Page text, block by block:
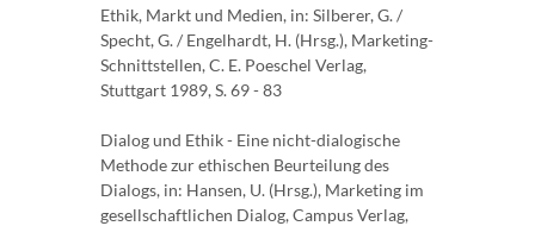
Ethik, Markt und Medien, in: Silberer, G. /
Specht, G. / Engelhardt, H. (Hrsg.), Marketing-
Schnittstellen, C. E. Poeschel Verlag,
Stuttgart 1989, S. 69 - 83
Dialog und Ethik - Eine nicht-dialogische
Methode zur ethischen Beurteilung des
Dialogs, in: Hansen, U. (Hrsg.), Marketing im
gesellschaftlichen Dialog, Campus Verlag,